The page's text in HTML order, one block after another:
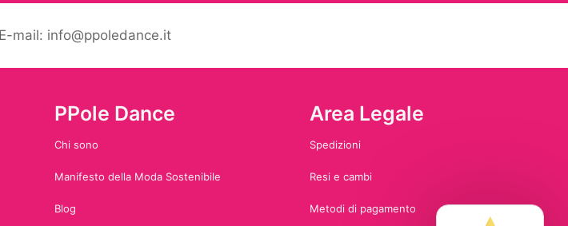
mail: info@ppoledance.it
PPole Dance
Chi sono
Manifesto della Moda Sostenibile
Blog
Area Legale
Spedizioni
Resi e cambi
Metodi di pagamento